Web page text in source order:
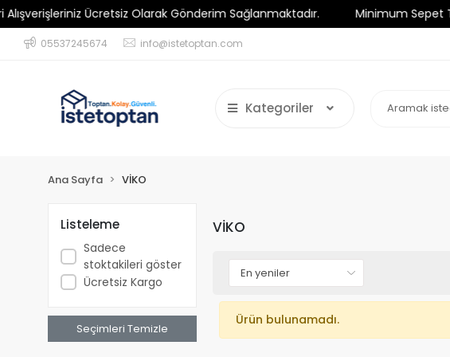
Ücretsiz Olarak Gönderim Sağlanmaktadır. Minimum Sepet
05537245674 info@istetoptan.com
Kategoriler
Ana Sayfa VİKO
Listeleme
Sadece
stoktakileri göster
Ücretsiz Kargo
Seçimleri Temizle
VİKO
Ürün bulunamadı.